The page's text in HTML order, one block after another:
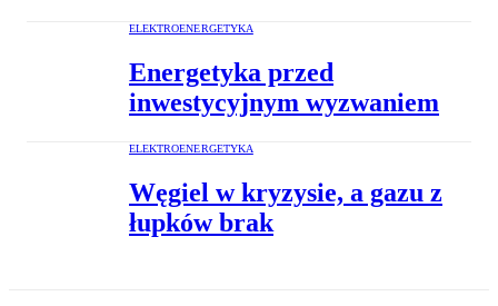
ELEKTROENERGETYKA
Energetyka przed
inwestycyjnym wyzwaniem
ELEKTROENERGETYKA
Węgiel w kryzysie, a gazu z
łupków brak